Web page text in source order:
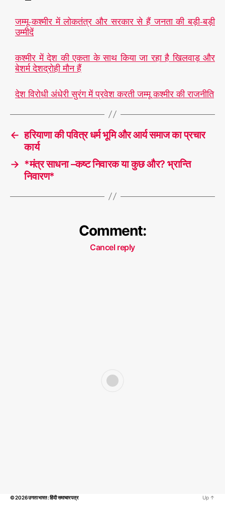
जम्मू-कश्मीर में लोकतंत्र और सरकार से हैं जनता की बड़ी-बड़ी
उम्मीदें
कश्मीर में देश की एकता के साथ किया जा रहा है खिलवाड़ और
बेशर्म देशद्रोही मौन हैं
देश विरोधी अंधेरी सुरंग में प्रवेश करती जम्मू कश्मीर की राजनीति
← हरियाणा की पवित्र धर्म भूमि और आर्य समाज का प्रचार
कार्य
→ *मंत्र साधना –कष्ट निवारक या कुछ और? भ्रान्ति
निवारण*
Comment:
Cancel reply
© 2026उगता भारत : हिंदी समाचार पत्र Up ↑